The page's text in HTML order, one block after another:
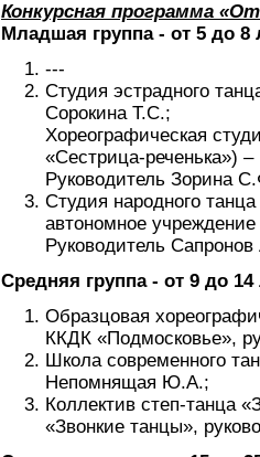
Конкурсная программа
Младшая группа - от 5 до 8
---
Студия эстрадного
Сорокина Т.С.;
Хореографическая
«Сестрица-реченька»)
Руководитель Зорина
Студия народного
автономное
Руководитель
Средняя группа - от 9 до 14
Образцовая
ККДК «Подмосковье»,
Школа современного
Непомнящая Ю.А.;
Коллектив степ-танца
«Звонкие танцы»,